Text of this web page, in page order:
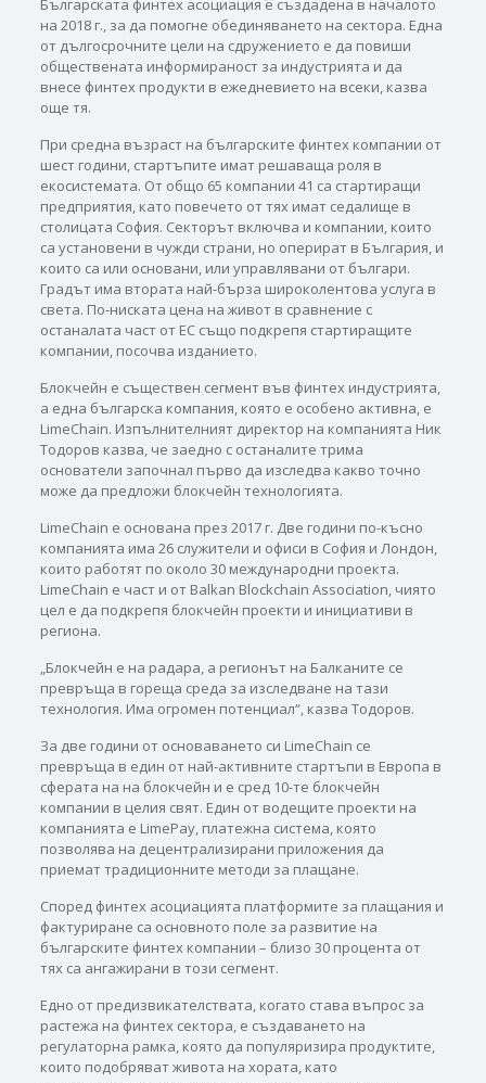
Българската финтех асоциация е създадена в началото
на 2018 г., за да помогне обединяването на сектора. Една
от дългосрочните цели на сдружението е да повиши
обществената информираност за индустрията и да
внесе финтех продукти в ежедневието на всеки, казва
още тя.
При средна възраст на българските финтех компании от
шест години, стартъпите имат решаваща роля в
екосистемата. От общо 65 компании 41 са стартиращи
предприятия, като повечето от тях имат седалище в
столицата София. Секторът включва и компании, които
са установени в чужди страни, но оперират в България, и
които са или основани, или управлявани от българи.
Градът има втората най-бърза широколентова услуга в
света. По-ниската цена на живот в сравнение с
останалата част от ЕС също подкрепя стартиращите
компании, посочва изданието.
Блокчейн е съществен сегмент във финтех индустрията,
а една българска компания, която е особено активна, е
LimeChain. Изпълнителният директор на компанията Ник
Тодоров казва, че заедно с останалите трима
основатели започнал първо да изследва какво точно
може да предложи блокчейн технологията.
LimeChain е основана през 2017 г. Две години по-късно
компанията има 26 служители и офиси в София и Лондон,
които работят по около 30 международни проекта.
LimeChain е част и от Balkan Blockchain Association, чиято
цел е да подкрепя блокчейн проекти и инициативи в
региона.
„Блокчейн е на радара, а регионът на Балканите се
превръща в гореща среда за изследване на тази
технология. Има огромен потенциал“, казва Тодоров.
За две години от основаването си LimeChain се
превръща в един от най-активните стартъпи в Европа в
сферата на на блокчейн и е сред 10-те блокчейн
компании в целия свят. Един от водещите проекти на
компанията е LimePay, платежна система, която
позволява на децентрализирани приложения да
приемат традиционните методи за плащане.
Според финтех асоциацията платформите за плащания и
фактуриране са основното поле за развитие на
българските финтех компании – близо 30 процента от
тях са ангажирани в този сегмент.
Едно от предизвикателствата, когато става въпрос за
растежа на финтех сектора, е създаването на
регулаторна рамка, която да популяризира продуктите,
които подобряват живота на хората, като